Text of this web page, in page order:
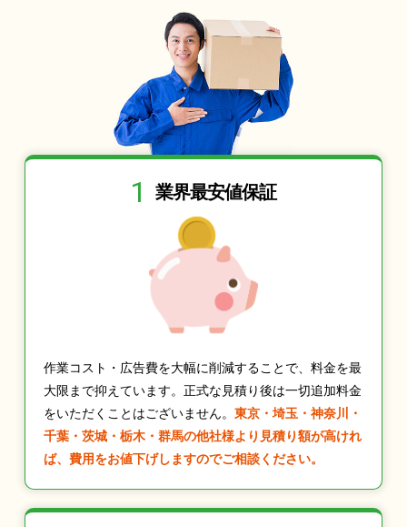
1 業界最安値保証
作業コスト・広告費を大幅に削減することで、料金を最
大限まで抑えています。正式な見積り後は一切追加料金
をいただくことはございません。 東京・埼玉・神奈川・
千葉・茨城・栃木・群馬の他社様より見積り額が高けれ
ば、費用をお値下げしますのでご相談ください。